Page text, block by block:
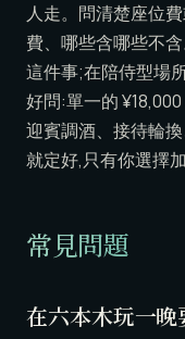
人走。問清楚座位
費、哪些含哪些不
這件事;在陪侍型場
好問:單一的
迎賓調酒、接待輪
就定好,只有你選擇
常見問題
在六本木玩一晚